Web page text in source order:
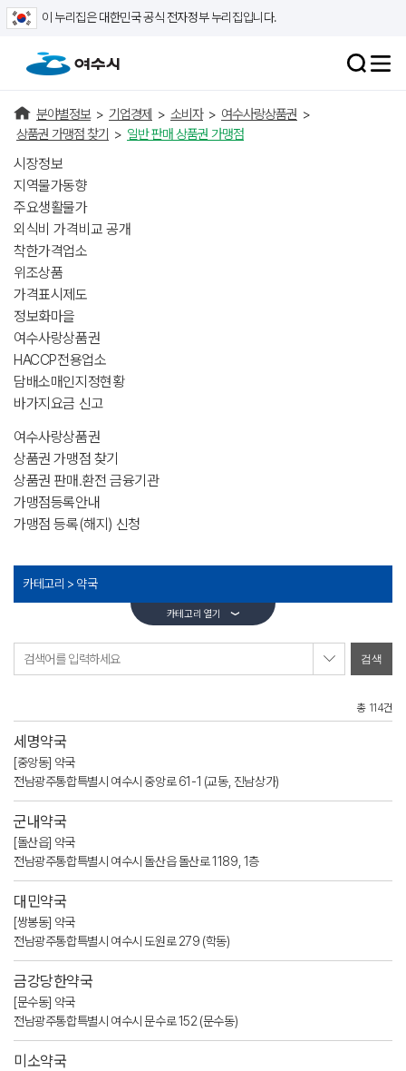
이 누리집은 대한민국 공식 전자정부 누리집입니다.
분야별정보 > 기업경제 > 소비자 > 여수사랑상품권 >
상품권 가맹점 찾기
> 일반 판매 상품권 가맹점
시장정보
지역물가동향
주요생활물가
외식비 가격비교 공개
착한가격업소
위조상품
가격표시제도
정보화마을
여수사랑상품권
HACCP전용업소
담배소매인지정현황
바가지요금 신고
여수사랑상품권
상품권 가맹점 찾기
상품권 판매.환전 금융기관
가맹점등록안내
가맹점 등록(해지) 신청
카테고리 > 약국
카테고리 열기
검색어를 입력하세요
총 114건
세명약국
[중앙동] 약국
전남광주통합특별시 여수시 중앙로 61-1 (교동, 진남상가)
군내약국
[돌산읍] 약국
전남광주통합특별시 여수시 돌산읍 돌산로 1189, 1층
대민약국
[쌍봉동] 약국
전남광주통합특별시 여수시 도원로 279 (학동)
금강당한약국
[문수동] 약국
전남광주통합특별시 여수시 문수로 152 (문수동)
미소약국